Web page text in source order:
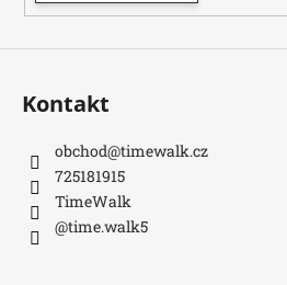
Kontakt
obchod@timewalk.cz
725181915
TimeWalk
@time.walk5